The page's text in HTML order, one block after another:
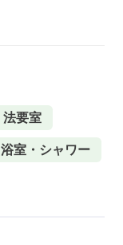
法要室
浴室・シャワー